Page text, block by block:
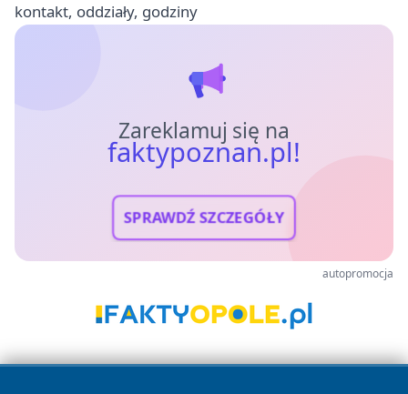
kontakt, oddziały, godziny
Zareklamuj się na
faktypoznan.pl!
SPRAWDŹ SZCZEGÓŁY
autopromocja